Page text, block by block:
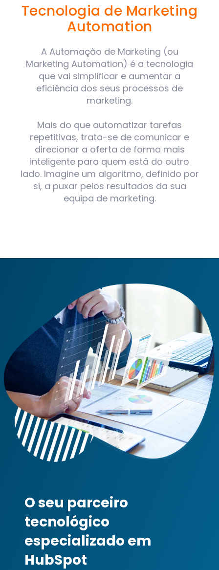
Tecnologia de Marketing
Automation
A Automação de Marketing (ou
Marketing Automation) é a tecnologia
que vai simplificar e aumentar a
eficiência dos seus processos de
marketing.
Mais do que automatizar tarefas
repetitivas, trata-se de comunicar e
direcionar a oferta de forma mais
inteligente para quem está do outro
lado. Imagine um algoritmo, definido por
si, a puxar pelos resultados da sua
equipa de marketing.
O seu parceiro
tecnológico
especializado em
HubSpot